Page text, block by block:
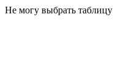
Не могу выбрать таблицу